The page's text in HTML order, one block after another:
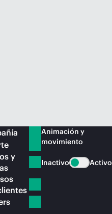
y
Animación y
movimiento
Inactivo Activo